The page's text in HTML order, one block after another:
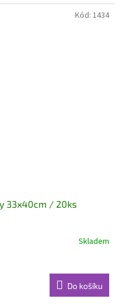
33x40cm / 20ks
Skladem
Do košíku
Kód: 1434